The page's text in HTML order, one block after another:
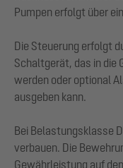
Pumpen erfolgt über
Die Steuerung erfolgt
Schaltgerät, das in die
werden oder optional
ausgeben kann.
Bei Belastungsklasse
verbauen. Die
Gewährleistung auf